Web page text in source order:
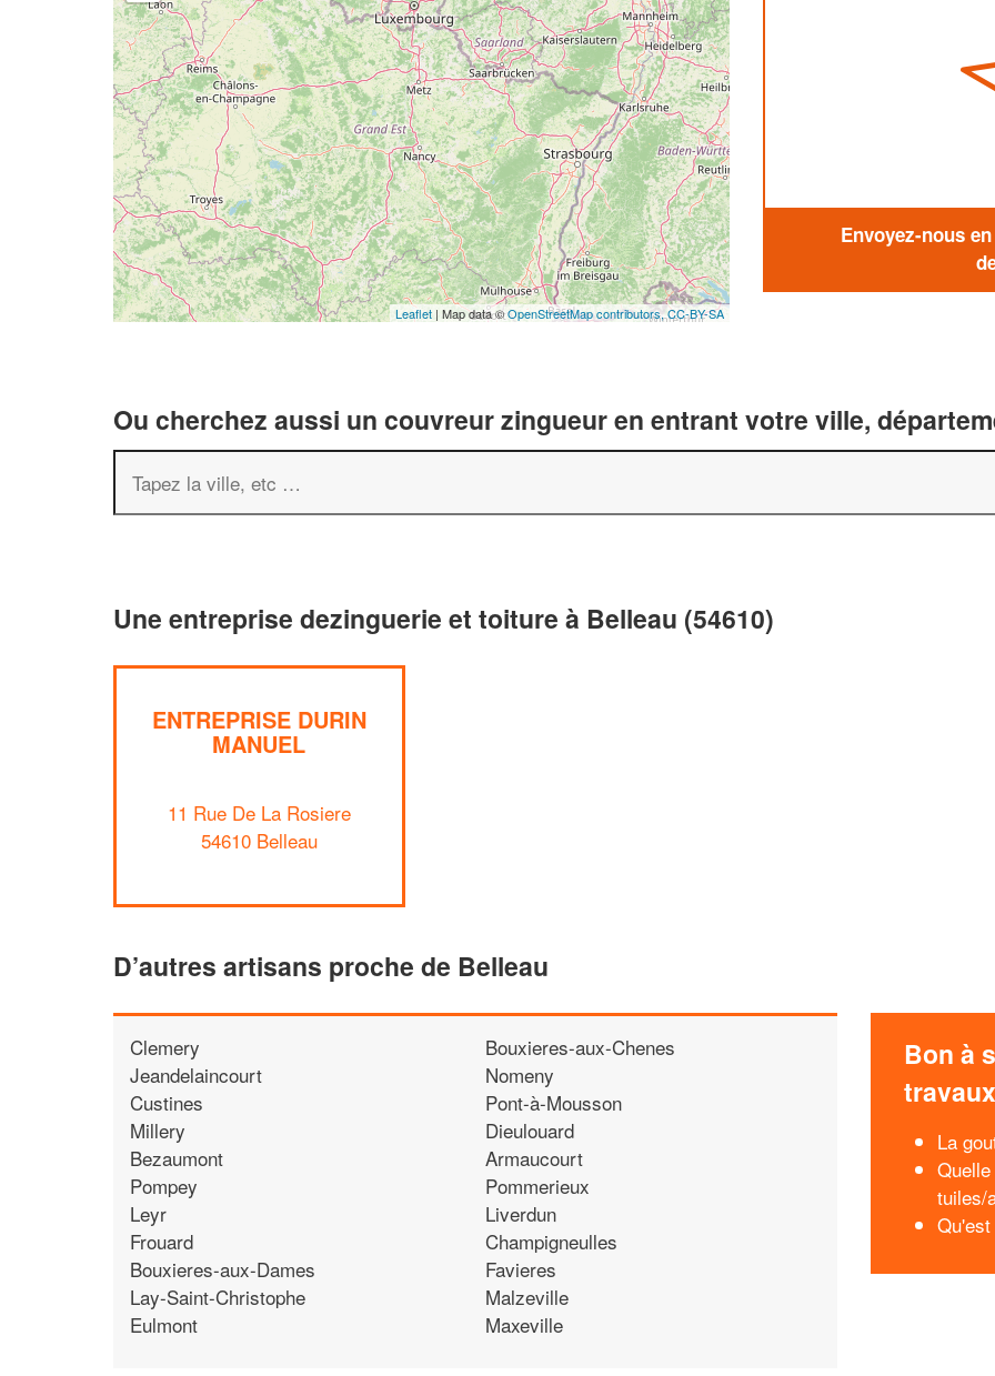
Leaflet | Map data ©OpenStreetMap contributors,CC-BY-SA
Envoyez-nous
Ou cherchez aussi un couvreur zingueur en entrant votre ville,
Une entreprise dezinguerie et toiture à Belleau (54610)
ENTREPRISE DURIN
MANUEL
11 Rue De La Rosiere
54610 Belleau
D’autres artisans proche de Belleau
Clemery
Jeandelaincourt
Custines
Millery
Bezaumont
Pompey
Leyr
Frouard
Bouxieres-aux-Dames
Lay-Saint-Christophe
Eulmont
Bouxieres-aux-Chenes
Nomeny
Pont-à-Mousson
Dieulouard
Armaucourt
Pommerieux
Liverdun
Champigneulles
Favieres
Malzeville
Maxeville
Bon à
travaux
La
tuiles/